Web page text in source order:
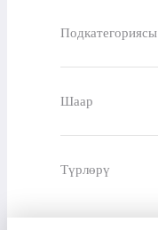
Подкатегориясы
Шаар
Түрлөрү